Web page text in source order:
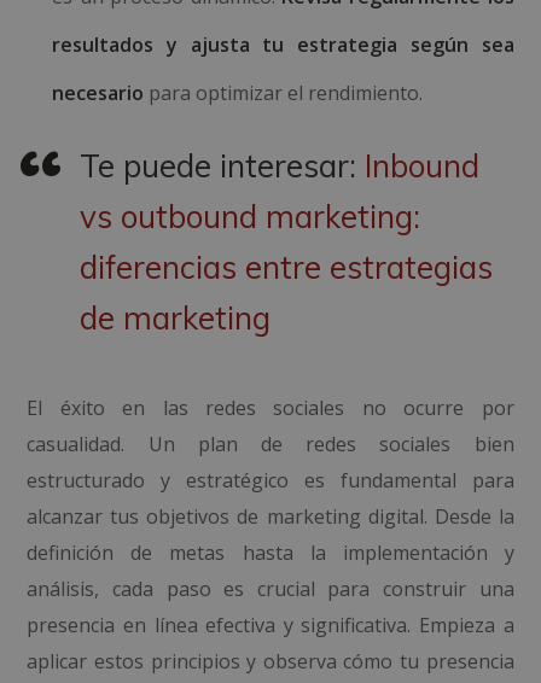
resultados y ajusta tu estrategia según sea
necesario para optimizar el rendimiento.
Te puede interesar: Inbound
vs outbound marketing:
diferencias entre estrategias
de marketing
El éxito en las redes sociales no ocurre por
casualidad. Un plan de redes sociales bien
estructurado y estratégico es fundamental para
alcanzar tus objetivos de marketing digital. Desde la
definición de metas hasta la implementación y
análisis, cada paso es crucial para construir una
presencia en línea efectiva y significativa. Empieza a
aplicar estos principios y observa cómo tu presencia